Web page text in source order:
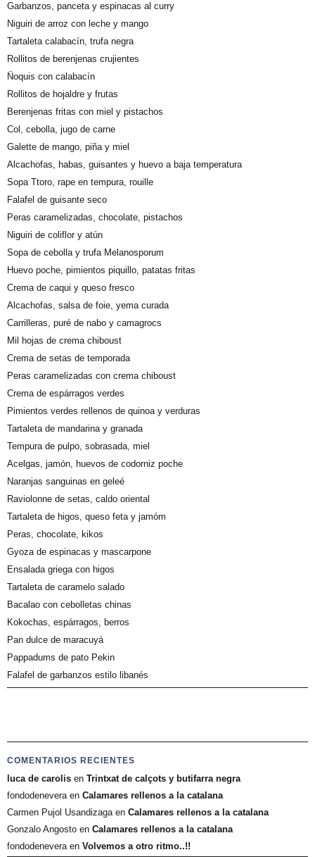
Garbanzos, panceta y espinacas al curry
Niguiri de arroz con leche y mango
Tartaleta calabacín, trufa negra
Rollitos de berenjenas crujientes
Ñoquis con calabacín
Rollitos de hojaldre y frutas
Berenjenas fritas con miel y pistachos
Col, cebolla, jugo de carne
Galette de mango, piña y miel
Alcachofas, habas, guisantes y huevo a baja temperatura
Sopa Ttoro, rape en tempura, rouille
Falafel de guisante seco
Peras caramelizadas, chocolate, pistachos
Niguiri de coliflor y atún
Sopa de cebolla y trufa Melanosporum
Huevo poche, pimientos piquillo, patatas fritas
Crema de caqui y queso fresco
Alcachofas, salsa de foie, yema curada
Carrilleras, puré de nabo y camagrocs
Mil hojas de crema chiboust
Crema de setas de temporada
Peras caramelizadas con crema chiboust
Crema de espárragos verdes
Pimientos verdes rellenos de quinoa y verduras
Tartaleta de mandarina y granada
Tempura de pulpo, sobrasada, miel
Acelgas, jamón, huevos de codorniz poche
Naranjas sanguinas en geleé
Raviolonne de setas, caldo oriental
Tartaleta de higos, queso feta y jamóm
Peras, chocolate, kikos
Gyoza de espinacas y mascarpone
Ensalada griega con higos
Tartaleta de caramelo salado
Bacalao con cebolletas chinas
Kokochas, espárragos, berros
Pan dulce de maracuyá
Pappadums de pato Pekin
Falafel de garbanzos estilo libanés
COMENTARIOS RECIENTES
luca de carolis en Trintxat de calçots y butifarra negra
fondodeneveraen Calamares rellenos a la catalana
Carmen Pujol Usandizagaen Calamares rellenos a la catalana
Gonzalo Angosto en Calamares rellenos a la catalana
fondodeneveraen Volvemos a otro ritmo..!!